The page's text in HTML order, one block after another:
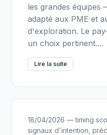
les grandes équipes
adapté aux PME et
d'exploration. Le
un choix pertinent....
Lire la suite
18/04/2026 — timing
signaux d'intention,